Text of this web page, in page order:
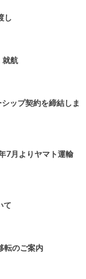
し
就航
ップ契約を締結しま
7月よりヤマト運輸
て
転のご案内